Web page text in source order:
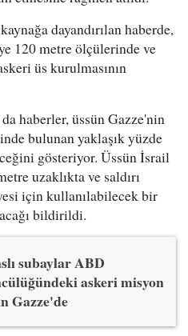
dayandırılan haberde,
120 metre ölçülerinde ve
üs kurulmasının
haberler, üssün Gazze'nin
bulunan yaklaşık yüzde
gösteriyor. Üssün İsrail
uzaklıkta ve saldırı
için kullanılabilecek bir
bildirildi.
subaylar ABD
askeri misyon
Gazze'de